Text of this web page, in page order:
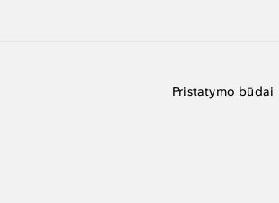
Pristatymo būdai